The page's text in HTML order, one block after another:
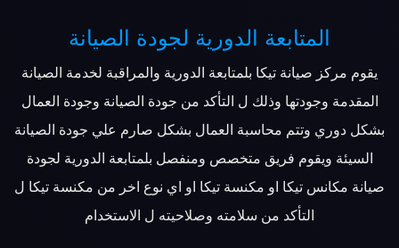
المتابعة الدورية لجودة الصيانة
يقوم مركز صيانة تيكا بلمتابعة الدورية والمراقبة لخدمة الصيانة
المقدمة وجودتها وذلك ل التأكد من جودة الصيانة وجودة العمال
بشكل دوري وتتم محاسبة العمال بشكل صارم علي جودة الصيانة
السيئة ويقوم فريق متخصص ومنفصل بلمتابعة الدورية لجودة
صيانة مكانس تيكا او مكنسة تيكا او اي نوع اخر من مكنسة تيكا ل
التأكد من سلامته وصلاحيته ل الاستخدام